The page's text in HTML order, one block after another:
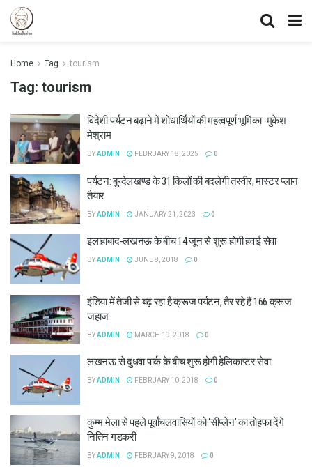
Home Tag tourism
Tag: tourism
विदेशी पर्यटन बढ़ाने में शोधार्थियों की महत्वपूर्ण भूमिका -मुकेश
मेश्राम
BYADMIN FEBRUARY 18, 2025 0
पर्यटन: बुन्देलखण्ड के 31 किलों की बदलेगी तस्वीर, मास्टर प्लान
तैयार
BYADMIN JANUARY 21, 2023 0
इलाहाबाद-लखनऊ के बीच 14 जून से शुरू होगी हवाई सेवा
BYADMIN JUNE 8, 2018 0
इंडिया में तेजी से बढ़ रहा है क्रूज पर्यटन, तैर रहे हैं 166 क्रूज
जहाज
BYADMIN MARCH 19, 2018 0
लखनऊ से दुधवा पार्क के बीच शुरू होगी हेलिकाप्टर सेवा
BYADMIN FEBRUARY 10, 2018 0
कुम्भ मेला से पहले पूर्वांचलवासियों को ‘सीप्लेन’ का तोहफा देंगे
नितिन गडकरी
BYADMIN FEBRUARY 9, 2018 0